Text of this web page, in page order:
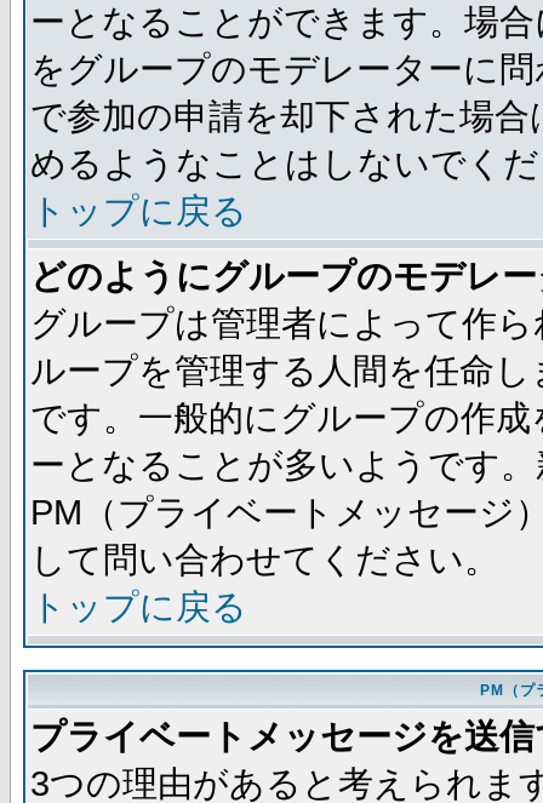
ーとなることができます。場
をグループのモデレーターに
で参加の申請を却下された場
めるようなことはしないでく
トップに戻る
どのようにグループのモデレ
グループは管理者によって作
ループを管理する人間を任命
です。一般的にグループの作
ーとなることが多いようです
PM（プライベートメッセージ
して問い合わせてください。
トップに戻る
PM（プ
プライベートメッセージを送
3つの理由があると考えられま